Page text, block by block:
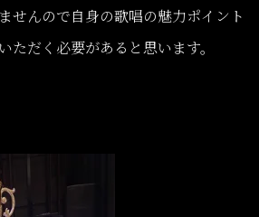
せんので自身の歌唱の魅力ポイント
ただく必要があると思います。